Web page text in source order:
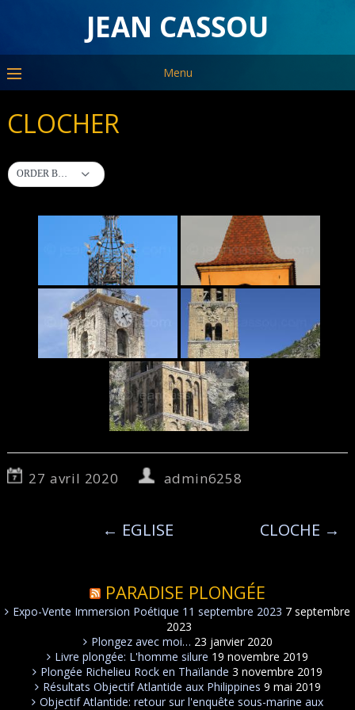
JEAN CASSOU
Menu
CLOCHER
ORDER BY DEFAULT
27 avril 2020 admin6258
← EGLISE CLOCHE →
PARADISE PLONGÉE
Expo-Vente Immersion Poétique 11 septembre 2023 7 septembre
2023
Plongez avec moi… 23 janvier 2020
Livre plongée: L'homme silure 19 novembre 2019
Plongée Richelieu Rock en Thaïlande 3 novembre 2019
Résultats Objectif Atlantide aux Philippines 9 mai 2019
Objectif Atlantide: retour sur l'enquête sous-marine aux